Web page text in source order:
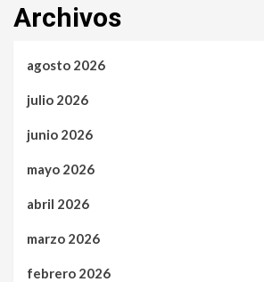
Archivos
agosto 2026
julio 2026
junio 2026
mayo 2026
abril 2026
marzo 2026
febrero 2026